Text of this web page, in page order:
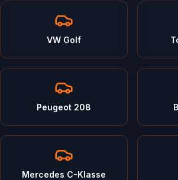
VW Golf
Peugeot 208
Mercedes C-Klasse